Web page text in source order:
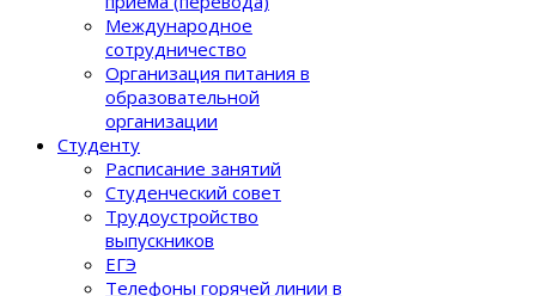
Международное
сотрудничество
Организация питания в
образовательной
организации
Студенту
Расписание занятий
Студенческий совет
Трудоустройство
выпускников
ЕГЭ
Телефоны горячей линии в